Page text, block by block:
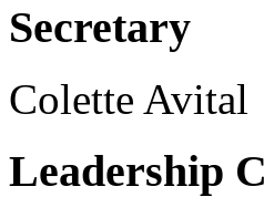
Secretary
Colette Avital
Leadership